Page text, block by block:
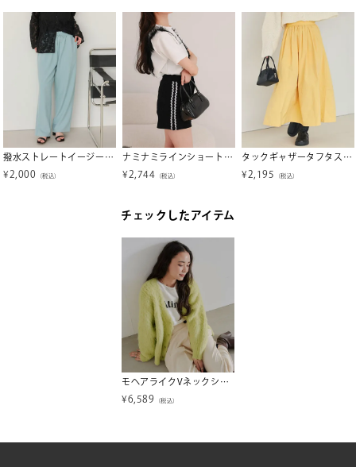
撥水ストレートイージーパンツ
¥ 2,000 （税込）
ナミナミラインショートパンツ【miette ミエット】
¥ 2,744 （税込）
タックギャザータフタスカート
¥ 2,195 （税込）
チェックしたアイテム
モヘアライクVネックシャギーニットカーディガン
¥6,589 （税込）